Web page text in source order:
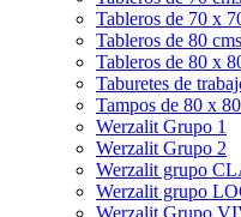
Tableros de 70 x
Tableros de 80
Tableros de 80 x
Taburetes de
Tampos de 80 x
Werzalit Grupo 1
Werzalit Grupo 2
Werzalit grupo
Werzalit grupo
Werzalit Grupo